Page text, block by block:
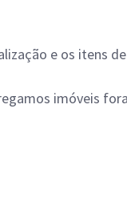
e os itens
imóveis